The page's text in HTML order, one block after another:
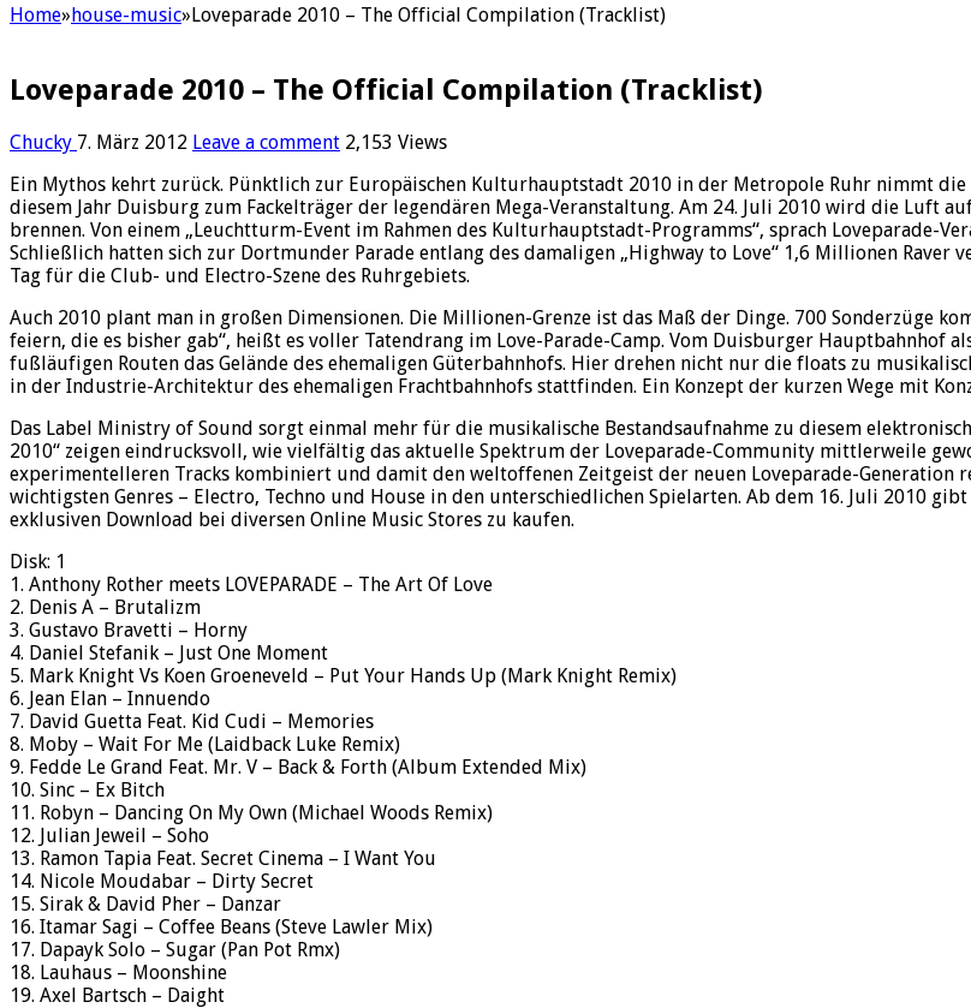
Home»house-music»Loveparade 2010 – The Official Compilation (Tracklist)
Loveparade 2010 – The Official Compilation (Tracklist)
Chucky 7. März 2012 Leave a comment 2,153 Views
Ein Mythos kehrt zurück. Pünktlich zur Europäischen Kulturhauptstadt 2010 in der Metropole Ruhr nimmt
diesem Jahr Duisburg zum Fackelträger der legendären Mega-Veranstaltung. Am 24. Juli 2010 wird die Luft
brennen. Von einem „Leuchtturm-Event im Rahmen des Kulturhauptstadt-Programms“, sprach Loveparade-
Schließlich hatten sich zur Dortmunder Parade entlang des damaligen „Highway to Love“ 1,6 Millionen Raver
Tag für die Club- und Electro-Szene des Ruhrgebiets.
Auch 2010 plant man in großen Dimensionen. Die Millionen-Grenze ist das Maß der Dinge. 700 Sonderzüge
feiern, die es bisher gab“, heißt es voller Tatendrang im Love-Parade-Camp. Vom Duisburger Hauptbahnhof
fußläufigen Routen das Gelände des ehemaligen Güterbahnhofs. Hier drehen nicht nur die floats zu
in der Industrie-Architektur des ehemaligen Frachtbahnhofs stattfinden. Ein Konzept der kurzen Wege mit
Das Label Ministry of Sound sorgt einmal mehr für die musikalische Bestandsaufnahme zu diesem
2010“ zeigen eindrucksvoll, wie vielfältig das aktuelle Spektrum der Loveparade-Community mittlerweile
experimentelleren Tracks kombiniert und damit den weltoffenen Zeitgeist der neuen Loveparade-Generation
wichtigsten Genres – Electro, Techno und House in den unterschiedlichen Spielarten. Ab dem 16. Juli 2010
exklusiven Download bei diversen Online Music Stores zu kaufen.
Disk: 1
1. Anthony Rother meets LOVEPARADE – The Art Of Love
2. Denis A – Brutalizm
3. Gustavo Bravetti – Horny
4. Daniel Stefanik – Just One Moment
5. Mark Knight Vs Koen Groeneveld – Put Your Hands Up (Mark Knight Remix)
6. Jean Elan – Innuendo
7. David Guetta Feat. Kid Cudi – Memories
8. Moby – Wait For Me (Laidback Luke Remix)
9. Fedde Le Grand Feat. Mr. V – Back & Forth (Album Extended Mix)
10. Sinc – Ex Bitch
11. Robyn – Dancing On My Own (Michael Woods Remix)
12. Julian Jeweil – Soho
13. Ramon Tapia Feat. Secret Cinema – I Want You
14. Nicole Moudabar – Dirty Secret
15. Sirak & David Pher – Danzar
16. Itamar Sagi – Coffee Beans (Steve Lawler Mix)
17. Dapayk Solo – Sugar (Pan Pot Rmx)
18. Lauhaus – Moonshine
19. Axel Bartsch – Daight